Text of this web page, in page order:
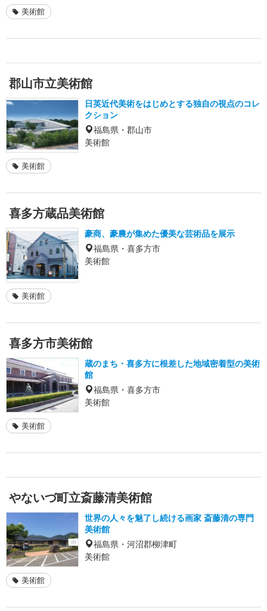
美術館
郡山市立美術館
日英近代美術をはじめとする独自の視点のコレ
クション
福島県・郡山市
美術館
美術館
喜多方蔵品美術館
豪商、豪農が集めた優美な芸術品を展示
福島県・喜多方市
美術館
美術館
喜多方市美術館
蔵のまち・喜多方に根差した地域密着型の美術
館
福島県・喜多方市
美術館
美術館
やないづ町立斎藤清美術館
世界の人々を魅了し続ける画家 斎藤清の専門
美術館
福島県・河沼郡柳津町
美術館
美術館